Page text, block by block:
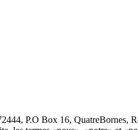
P.O Box 16, QuatreBornes,